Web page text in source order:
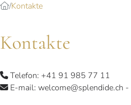
Tosca Restaurant
Kontakte
Kontakte
Telefon: +41 91 985 77 11
E-mail: welcome@splendide.ch -